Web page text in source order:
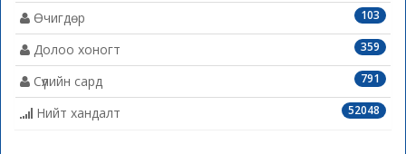
103
Өчигдөр
359
Долоо хоногт
791
Сүүлийн сард
52048
Нийт хандалт